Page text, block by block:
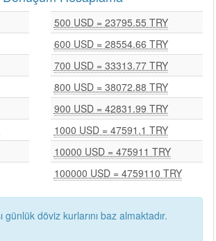
500 USD = 23795.55 TRY
600 USD = 28554.66 TRY
700 USD = 33313.77 TRY
800 USD = 38072.88 TRY
900 USD = 42831.99 TRY
1000 USD = 47591.1 TRY
10000 USD = 475911 TRY
100000 USD = 4759110 TRY
döviz kurlarını baz almaktadır.